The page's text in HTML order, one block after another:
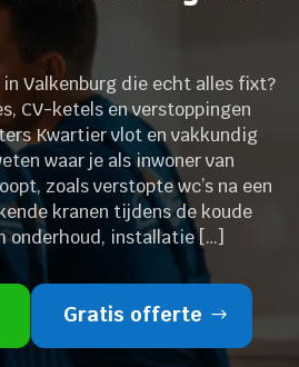
Valkenburg die echt alles fixt?
CV-ketels en verstoppingen
Kwartier vlot en vakkundig
waar je als inwoner van
zoals verstopte wc’s na een
kranen tijdens de koude
onderhoud, installatie […]
Gratis offerte